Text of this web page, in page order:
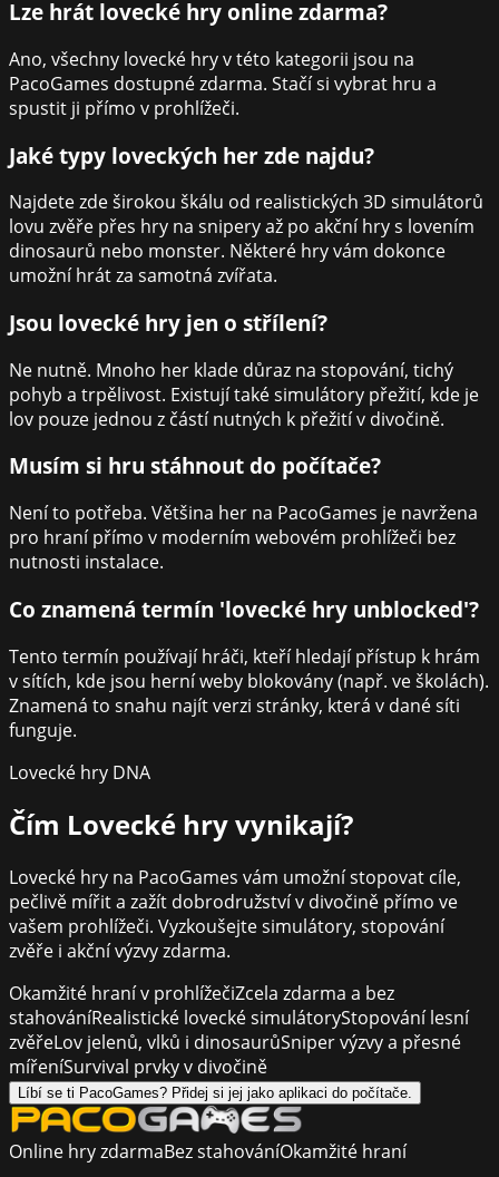
Lze hrát lovecké hry online zdarma?
Ano, všechny lovecké hry v této kategorii jsou na
PacoGames dostupné zdarma. Stačí si vybrat hru a
spustit ji přímo v prohlížeči.
Jaké typy loveckých her zde najdu?
Najdete zde širokou škálu od realistických 3D simulátorů
lovu zvěře přes hry na snipery až po akční hry s lovením
dinosaurů nebo monster. Některé hry vám dokonce
umožní hrát za samotná zvířata.
Jsou lovecké hry jen o střílení?
Ne nutně. Mnoho her klade důraz na stopování, tichý
pohyb a trpělivost. Existují také simulátory přežití, kde je
lov pouze jednou z částí nutných k přežití v divočině.
Musím si hru stáhnout do počítače?
Není to potřeba. Většina her na PacoGames je navržena
pro hraní přímo v moderním webovém prohlížeči bez
nutnosti instalace.
Co znamená termín 'lovecké hry unblocked'?
Tento termín používají hráči, kteří hledají přístup k hrám
v sítích, kde jsou herní weby blokovány (např. ve školách).
Znamená to snahu najít verzi stránky, která v dané síti
funguje.
Lovecké hry DNA
Čím Lovecké hryvynikají?
Lovecké hry na PacoGames vám umožní stopovat cíle,
pečlivě mířit a zažít dobrodružství v divočině přímo ve
vašem prohlížeči. Vyzkoušejte simulátory, stopování
zvěře i akční výzvy zdarma.
Okamžité hraní v prohlížečiZcela zdarma a bez
stahováníRealistické lovecké simulátoryStopování lesní
zvěřeLov jelenů, vlků i dinosaurůSniper výzvy a přesné
mířeníSurvival prvky v divočině
Líbí se ti PacoGames? Přidej si jej jako aplikaci do počítače.
Online hry zdarmaBez stahováníOkamžité hraní